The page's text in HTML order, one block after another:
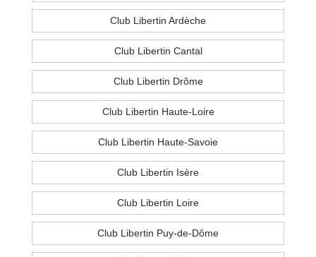
Club Libertin Ardèche
Club Libertin Cantal
Club Libertin Drôme
Club Libertin Haute-Loire
Club Libertin Haute-Savoie
Club Libertin Isère
Club Libertin Loire
Club Libertin Puy-de-Dôme